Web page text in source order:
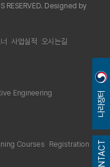
RESERVED. Designed by
사업실적 오시는길
Engineering
Courses Registration
나라장터